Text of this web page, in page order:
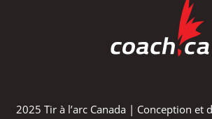
2025 Tir à l’arc Canada | Conception et